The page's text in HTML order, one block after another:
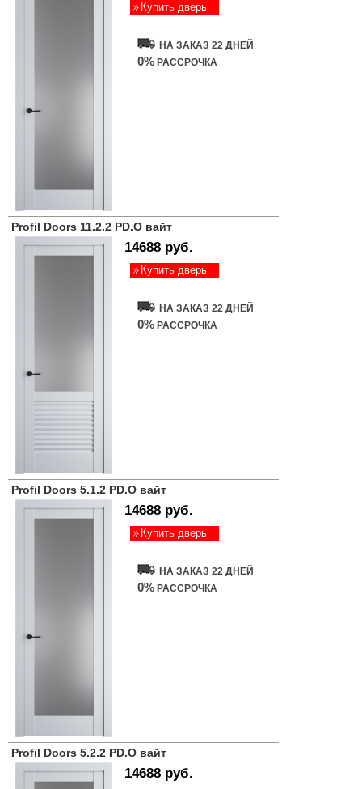
Купить дверь
НА ЗАКАЗ 22 ДНЕЙ
0% РАССРОЧКА
Profil Doors 11.2.2 PD.O вайт
14688 руб.
Купить дверь
НА ЗАКАЗ 22 ДНЕЙ
0% РАССРОЧКА
Profil Doors 5.1.2 PD.O вайт
14688 руб.
Купить дверь
НА ЗАКАЗ 22 ДНЕЙ
0% РАССРОЧКА
Profil Doors 5.2.2 PD.O вайт
14688 руб.